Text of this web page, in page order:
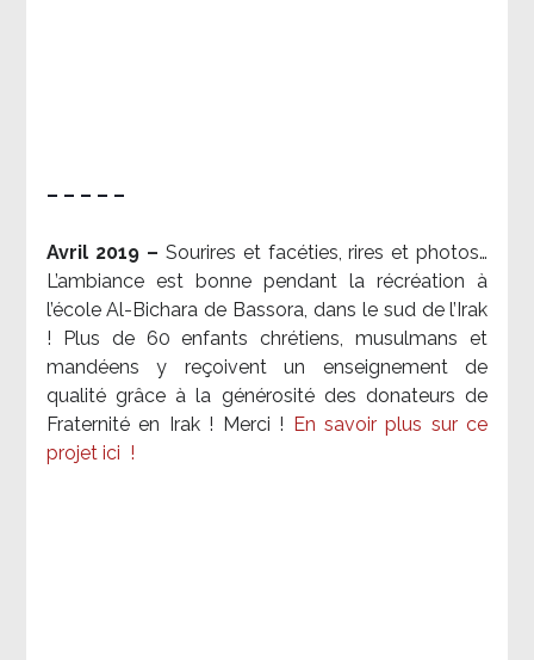
– – – – –
Avril 2019 – Sourires et facéties, rires et photos…
L’ambiance est bonne pendant la récréation à
l’école Al-Bichara de Bassora, dans le sud de l’Irak
! Plus de 60 enfants chrétiens, musulmans et
mandéens y reçoivent un enseignement de
qualité grâce à la générosité des donateurs de
Fraternité en Irak ! Merci !
En savoir plus sur ce
projet ici !